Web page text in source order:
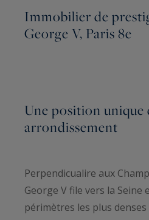
Immobilier de
George V, Paris 8e
Une position unique
arrondissement
Perpendicualire aux
George V file vers la Seine
périmètres les plus